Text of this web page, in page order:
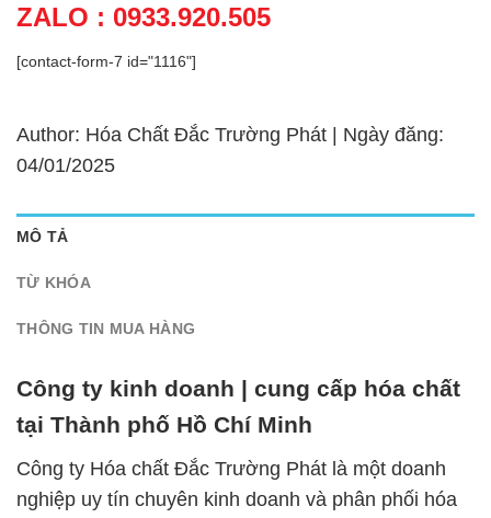
ZALO : 0933.920.505
[contact-form-7 id="1116"]
Author: Hóa Chất Đắc Trường Phát | Ngày đăng:
04/01/2025
MÔ TẢ
TỪ KHÓA
THÔNG TIN MUA HÀNG
Công ty kinh doanh | cung cấp hóa chất
tại Thành phố Hồ Chí Minh
Công ty Hóa chất Đắc Trường Phát là một doanh
nghiệp uy tín chuyên kinh doanh và phân phối hóa